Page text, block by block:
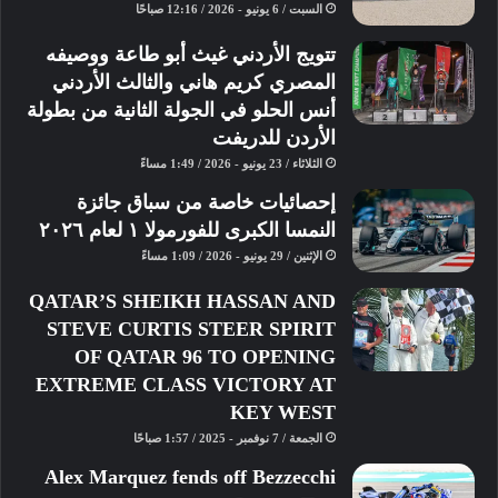
يساري فوري. كما يبدأ القطاع الفائق عند
البوابة ١٠، ويمر عبر البوابة ١٨.
ثم تمر السيارات عبر قسم متعرج ينتهي
بأكبر قفزة في المسار. على الرغم من أنه
يبدو هادئًا، إلا أنه يتميز بانحدار كبير عند
هبوطه. ثم تأتي منطقة كبح شديد أخرى،
إلى منعطف حاد يمين ضيق، ثم انعطاف
يسار بزاوية ٩٠ درجة بعده، قبل الصعود
إطلالات خلابة على الصحراء…
لكن السائقين لن يتوقفوا ليُعجبوا بذلك.
بل سيحتاجون إلى إدارة صعودهم
ونزولهم بإتقان، خاصةً مع وجود سلسلة
أخرى من المنعطفات السريعة يسارًا
ويمينًا في انتظارهم.
السبت / 6 يونيو - 2026 / 12:16 صباحًا
تتويج الأردني غيث أبو طاعة ووصيفه
المصري كريم هاني والثالث الأردني
أنس الحلو في الجولة الثانية من بطولة
الأردن للدريفت
الثلاثاء / 23 يونيو - 2026 / 1:49 مساءً
إحصائيات خاصة من سباق جائزة
النمسا الكبرى للفورمولا ١ لعام ٢٠٢٦
الإثنين / 29 يونيو - 2026 / 1:09 مساءً
QATAR’S SHEIKH HASSAN AND
STEVE CURTIS STEER SPIRIT
OF QATAR 96 TO OPENING
EXTREME CLASS VICTORY AT
KEY WEST
الجمعة / 7 نوفمبر - 2025 / 1:57 صباحًا
Alex Marquez fends off Bezzecchi